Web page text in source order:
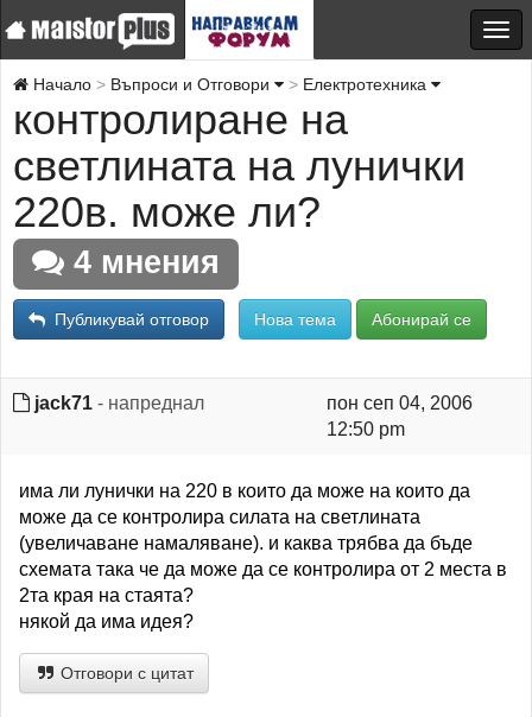
Начало Въпроси и Отговори Електротехника
контролиране на
светлината на лунички
220в. може ли?
4 мнения
Публикувай отговор Нова тема Абонирай се
jack71 - напреднал
пон сеп 04, 2006
12:50 pm
има ли лунички на 220 в които да може на които да
може да се контролира силата на светлината
(увеличаване намаляване). и каква трябва да бъде
схемата така че да може да се контролира от 2 места в
2та края на стаята?
някой да има идея?
Отговори с цитат